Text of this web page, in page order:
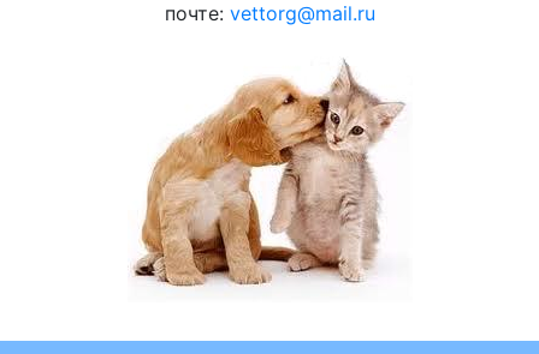
почте: vettorg@mail.ru